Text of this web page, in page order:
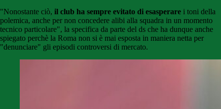
"Nonostante ciò, il club ha sempre evitato di esasperare i toni della
polemica, anche per non concedere alibi alla squadra in un momento
tecnico particolare", la specifica da parte del ds che ha dunque anche
spiegato perchè la Roma non si è mai esposta in maniera netta per
"denunciare" gli episodi controversi di mercato.